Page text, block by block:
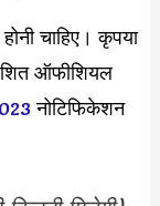
चाहिए। कृपया
ऑफीशियल
नोटिफिकेशन